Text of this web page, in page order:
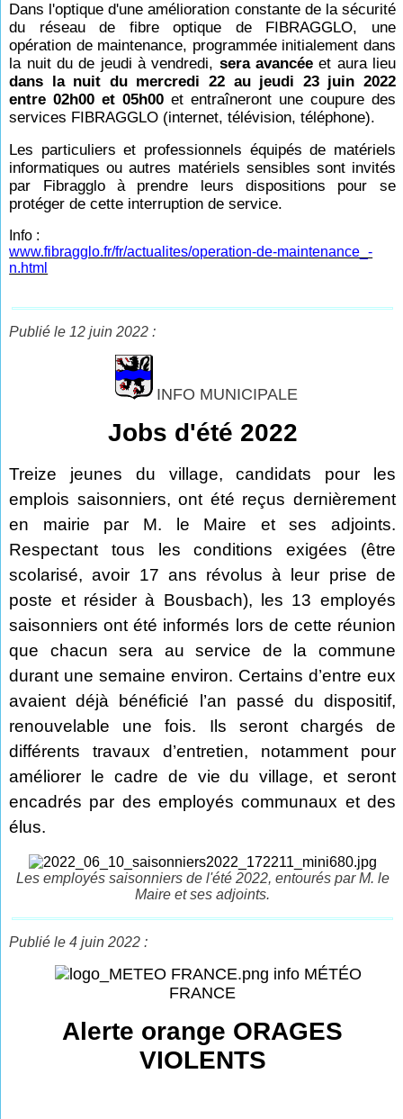
Dans l'optique d'une amélioration constante de la sécurité
du réseau de fibre optique de FIBRAGGLO, une
opération de maintenance, programmée initialement dans
la nuit du de jeudi à vendredi, sera avancéeet aura lieu
dans la nuit du mercredi 22 au jeudi 23 juin 2022
entre 02h00 et 05h00 et entraîneront une coupure des
services FIBRAGGLO (internet, télévision, téléphone).
Les particuliers et professionnels équipés de matériels
informatiques ou autres matériels sensibles sont invités
par Fibragglo à prendre leurs dispositions pour se
protéger de cette interruption de service.
Info :
www.fibragglo.fr/fr/actualites/operation-de-maintenance_-
n.html
Publié le 12 juin 2022 :
INFO MUNICIPALE
Jobs d'été 2022
Treize jeunes du village, candidats pour les
emplois saisonniers, ont été reçus dernièrement
en mairie par M. le Maire et ses adjoints.
Respectant tous les conditions exigées (être
scolarisé, avoir 17 ans révolus à leur prise de
poste et résider à Bousbach), les 13 employés
saisonniers ont été informés lors de cette réunion
que chacun sera au service de la commune
durant une semaine environ. Certains d’entre eux
avaient déjà bénéficié l’an passé du dispositif,
renouvelable une fois. Ils seront chargés de
différents travaux d’entretien, notamment pour
améliorer le cadre de vie du village, et seront
encadrés par des employés communaux et des
élus.
Les employés saisonniers de l'été 2022, entourés par M. le
Maire et ses adjoints.
Publié le 4 juin 2022 :
info MÉTÉO
FRANCE
Alerte orange ORAGES
VIOLENTS